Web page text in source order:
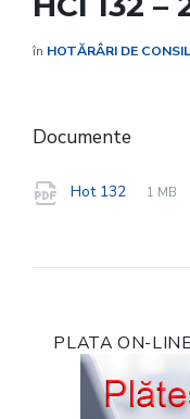
în HOTĂRÂRI DE
Documente
Hot 132
File
pdf
File
1 MB
PLATA ON-